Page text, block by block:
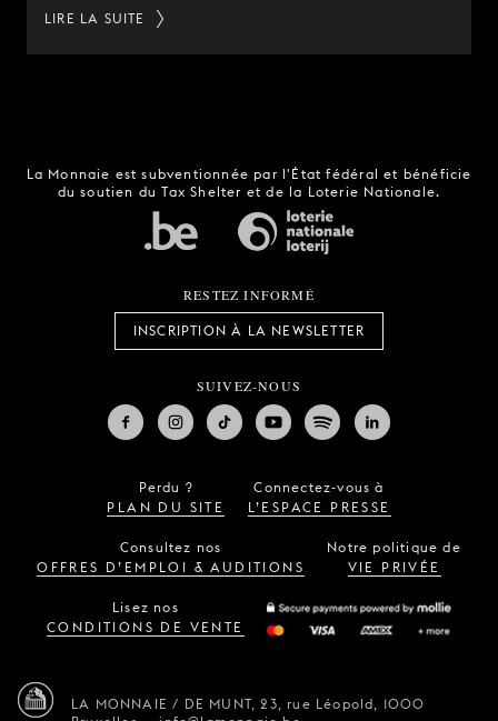
LIRE LA SUITE
La Monnaie est subventionnée par l'État fédéral et bénéficie
du soutien du Tax Shelter et de la Loterie Nationale.
RESTEZ INFORMÉ
INSCRIPTION À LA NEWSLETTER
SUIVEZ-NOUS
Perdu ?
PLAN DU SITE
Connectez-vous à
L’ESPACE PRESSE
Consultez nos
OFFRES D’EMPLOI & AUDITIONS
Notre politique de
VIE PRIVÉE
Lisez nos
CONDITIONS DE VENTE
LA MONNAIE / DE MUNT, 23, rue Léopold, 1000